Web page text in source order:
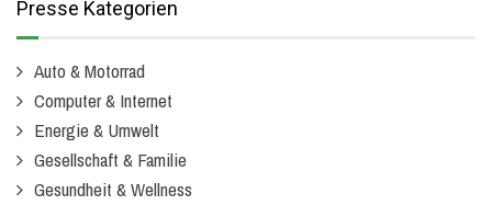
Presse Kategorien
Auto & Motorrad
Computer & Internet
Energie & Umwelt
Gesellschaft & Familie
Gesundheit & Wellness